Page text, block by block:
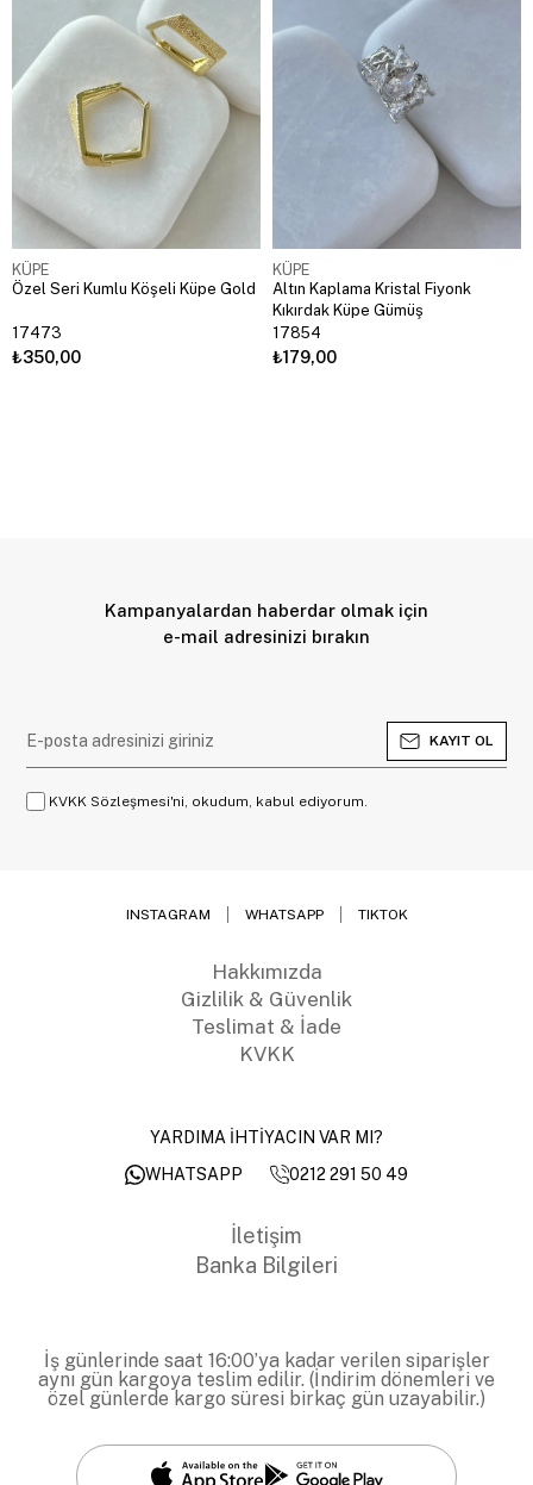
KÜPE
Özel Seri Kumlu Köşeli Küpe Gold
17473
₺350,00
KÜPE
Altın Kaplama Kristal Fiyonk
Kıkırdak Küpe Gümüş
17854
₺179,00
Kampanyalardan haberdar olmak için
e-mail adresinizi bırakın
KAYIT OL
KVKK Sözleşmesi'ni, okudum, kabul ediyorum.
INSTAGRAM WHATSAPP TIKTOK
Hakkımızda
Gizlilik & Güvenlik
Teslimat & İade
KVKK
YARDIMA İHTİYACIN VAR MI?
WHATSAPP
0212 291 50 49
İletişim
Banka Bilgileri
İş günlerinde saat 16:00’ya kadar verilen siparişler
aynı gün kargoya teslim edilir. (İndirim dönemleri ve
özel günlerde kargo süresi birkaç gün uzayabilir.)